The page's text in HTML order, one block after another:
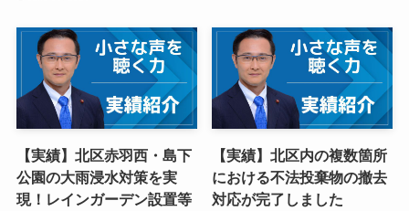
【実績】北区赤羽西・島下
公園の大雨浸水対策を実
現！レインガーデン設置等
【実績】北区内の複数箇所
における不法投棄物の撤去
対応が完了しました